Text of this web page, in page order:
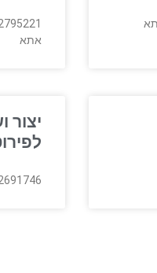
אתא
יצור
052-2691746